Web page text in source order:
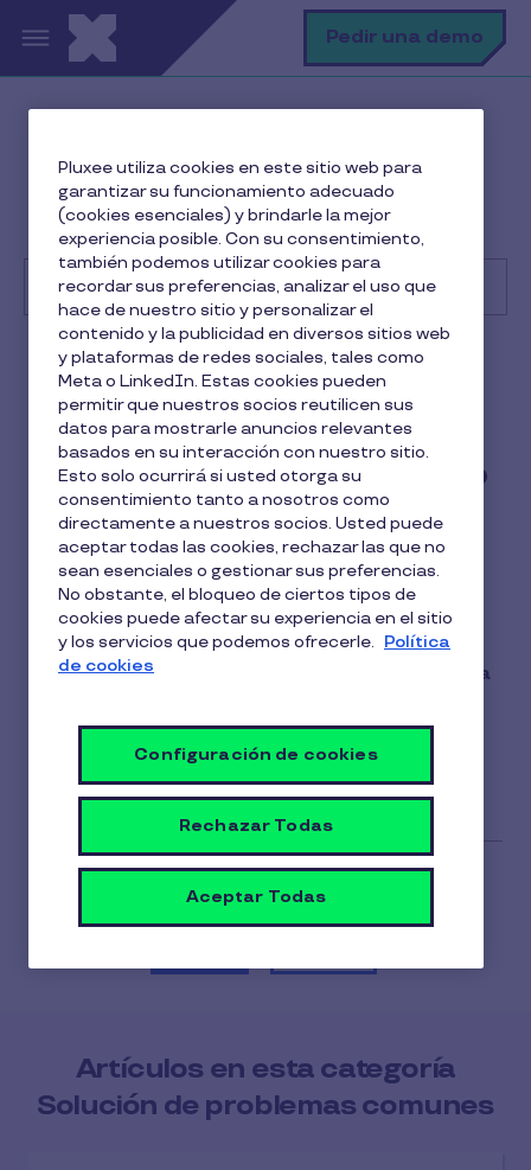
Pasar al contenido principal Pedir una demo
Solución de problemas comunes
¿Puedo pagar comida a domicilio con mis cheques o
Tarjeta restaurante Pluxee?
Buscar
Beneficiario
¿Puedo pagar comida a
domicilio con mis cheques o
Tarjeta restaurante Pluxee?
1 min de lectura 4 Noviembre 2025
lectura
¡Claro que sí!
Puedes utilizar tu ticket de comida o Tarjeta
restaurante Pluxee para tus
pedidos de comida
plataforma de entrega de comida, siempre y
cuando pertenezcan a nuestra red de afiliados.
Artículos en esta categoría
Solución de problemas comunes
Pluxee utiliza cookies en este sitio web para
garantizar su funcionamiento adecuado
(cookies esenciales) y brindarle la mejor
experiencia posible. Con su consentimiento,
también podemos utilizar cookies para
recordar sus preferencias, analizar el uso que
hace de nuestro sitio y personalizar el
contenido y la publicidad en diversos sitios web
y plataformas de redes sociales, tales como
Meta o LinkedIn. Estas cookies pueden
permitir que nuestros socios reutilicen sus
datos para mostrarle anuncios relevantes
basados en su interacción con nuestro sitio.
Esto solo ocurrirá si usted otorga su
consentimiento tanto a nosotros como
directamente a nuestros socios. Usted puede
aceptar todas las cookies, rechazar las que no
sean esenciales o gestionar sus preferencias.
No obstante, el bloqueo de ciertos tipos de
cookies puede afectar su experiencia en el sitio
y los servicios que podemos ofrecerle. Política
de cookies
Configuración de cookies
Rechazar Todas
Aceptar Todas